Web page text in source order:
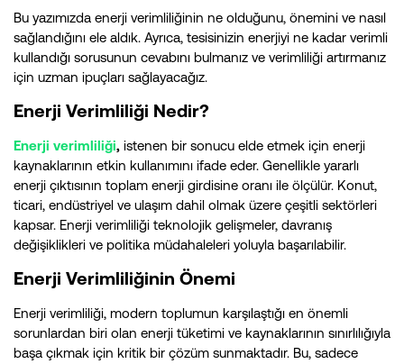
Bu yazımızda enerji verimliliğinin ne olduğunu, önemini ve nasıl
sağlandığını ele aldık. Ayrıca, tesisinizin enerjiyi ne kadar verimli
kullandığı sorusunun cevabını bulmanız ve verimliliği artırmanız
için uzman ipuçları sağlayacağız.
Enerji Verimliliği Nedir?
Enerji verimliliği, istenen bir sonucu elde etmek için enerji
kaynaklarının etkin kullanımını ifade eder. Genellikle yararlı
enerji çıktısının toplam enerji girdisine oranı ile ölçülür. Konut,
ticari, endüstriyel ve ulaşım dahil olmak üzere çeşitli sektörleri
kapsar. Enerji verimliliği teknolojik gelişmeler, davranış
değişiklikleri ve politika müdahaleleri yoluyla başarılabilir.
Enerji Verimliliğinin Önemi
Enerji verimliliği, modern toplumun karşılaştığı en önemli
sorunlardan biri olan enerji tüketimi ve kaynaklarının sınırlılığıyla
başa çıkmak için kritik bir çözüm sunmaktadır. Bu, sadece